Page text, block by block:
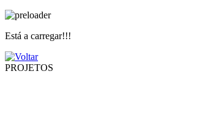
Está a carregar!!!
PROJETOS